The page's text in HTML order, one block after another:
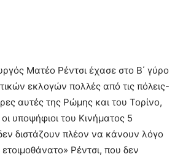
Ματέο Ρέντσι έχασε στο Β΄ γύρο
εκλογών πολλές από τις πόλεις-
αυτές της Ρώμης και του Τορίνο,
υποψήφιοι του Κινήματος 5
διστάζουν πλέον να κάνουν λόγο
ετοιμοθάνατο» Ρέντσι, που δεν